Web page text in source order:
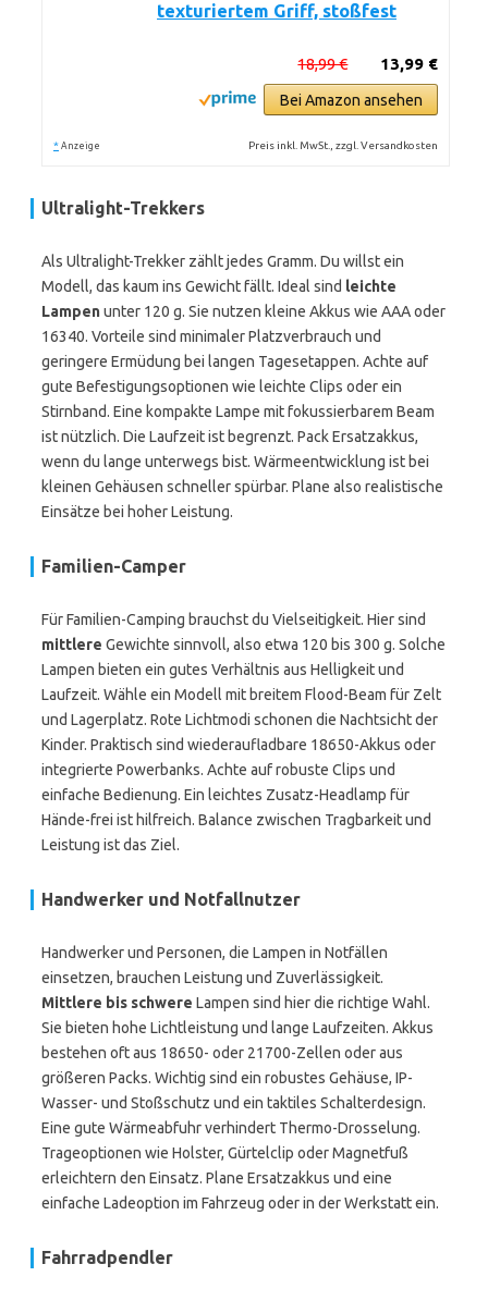
texturiertem Griff, stoßfest
13,99 €
18,99 €
Bei Amazon ansehen
* Anzeige Preis inkl. MwSt., zzgl. Versandkosten
Ultralight-Trekkers
Als Ultralight-Trekker zählt jedes Gramm. Du willst ein
Modell, das kaum ins Gewicht fällt. Ideal sind leichte
Lampenunter 120 g. Sie nutzen kleine Akkus wie AAA oder
16340. Vorteile sind minimaler Platzverbrauch und
geringere Ermüdung bei langen Tagesetappen. Achte auf
gute Befestigungsoptionen wie leichte Clips oder ein
Stirnband. Eine kompakte Lampe mit fokussierbarem Beam
ist nützlich. Die Laufzeit ist begrenzt. Pack Ersatzakkus,
wenn du lange unterwegs bist. Wärmeentwicklung ist bei
kleinen Gehäusen schneller spürbar. Plane also realistische
Einsätze bei hoher Leistung.
Familien-Camper
Für Familien-Camping brauchst du Vielseitigkeit. Hier sind
mittlere Gewichte sinnvoll, also etwa 120 bis 300 g. Solche
Lampen bieten ein gutes Verhältnis aus Helligkeit und
Laufzeit. Wähle ein Modell mit breitem Flood-Beam für Zelt
und Lagerplatz. Rote Lichtmodi schonen die Nachtsicht der
Kinder. Praktisch sind wiederaufladbare 18650-Akkus oder
integrierte Powerbanks. Achte auf robuste Clips und
einfache Bedienung. Ein leichtes Zusatz-Headlamp für
Hände-frei ist hilfreich. Balance zwischen Tragbarkeit und
Leistung ist das Ziel.
Handwerker und Notfallnutzer
Handwerker und Personen, die Lampen in Notfällen
einsetzen, brauchen Leistung und Zuverlässigkeit.
Mittlere bis schwere Lampen sind hier die richtige Wahl.
Sie bieten hohe Lichtleistung und lange Laufzeiten. Akkus
bestehen oft aus 18650- oder 21700-Zellen oder aus
größeren Packs. Wichtig sind ein robustes Gehäuse, IP-
Wasser- und Stoßschutz und ein taktiles Schalterdesign.
Eine gute Wärmeabfuhr verhindert Thermo-Drosselung.
Trageoptionen wie Holster, Gürtelclip oder Magnetfuß
erleichtern den Einsatz. Plane Ersatzakkus und eine
einfache Ladeoption im Fahrzeug oder in der Werkstatt ein.
Fahrradpendler